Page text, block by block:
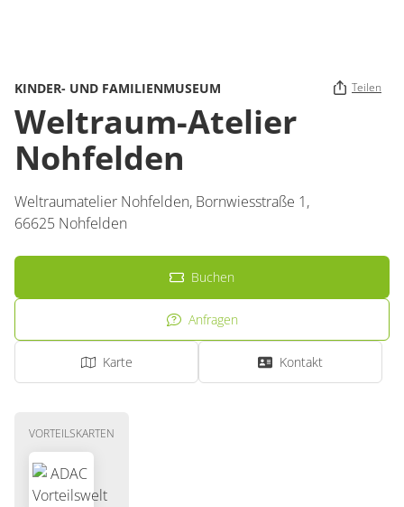
KINDER- UND FAMILIENMUSEUM Teilen
Weltraum-Atelier
Nohfelden
Weltraumatelier Nohfelden, Bornwiesstraße 1,
66625 Nohfelden
Buchen
Anfragen
Karte Kontakt
VORTEILSKARTEN